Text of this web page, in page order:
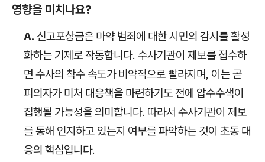
영향을 미치나요?
A. 신고포상금은 마약 범죄에 대한 시민의 감시를 활성
화하는 기제로 작동합니다. 수사기관이 제보를 접수하
면 수사의 착수 속도가 비약적으로 빨라지며, 이는 곧
피의자가 미처 대응책을 마련하기도 전에 압수수색이
집행될 가능성을 의미합니다. 따라서 수사기관이 제보
를 통해 인지하고 있는지 여부를 파악하는 것이 초동 대
응의 핵심입니다.